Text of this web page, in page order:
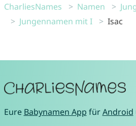
CharliesNames Namen
Jungennamen mit I
Isac
Eure Babynamen App fürAndroid